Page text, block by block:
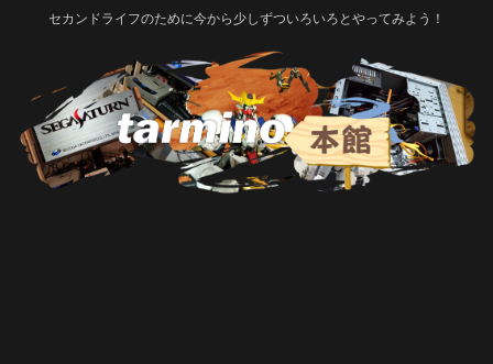
セカンドライフのために今から少しずついろいろとやってみよう！